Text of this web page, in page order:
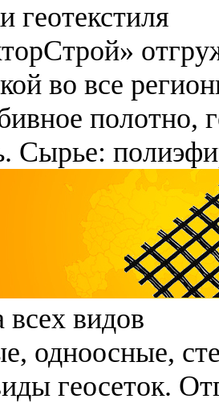
геотекстиля
во все
полотно,
Сырье:
всех видов
одноосные,
геосеток.